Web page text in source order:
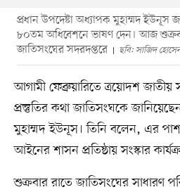
প্রধান উপদেষ্টা অধ্যাপক মুহাম্মদ ইউনূস
৮০তম অধিবেশনে ভাষণ দেন। আজ
জাতিসংঘের সদরদপ্তরে
ছবি: সাজিদ
আগামী ফেব্রুয়ারিতে ত্রয়োদশ জাতীয়
প্রস্তুতির কথা জাতিসংঘকে
মুহাম্মদ ইউনূস। তিনি বলেন, এর
আইনের শাসন প্রতিষ্ঠায় সংস্কার
শুক্রবার রাতে জাতিসংঘের সাধারণ